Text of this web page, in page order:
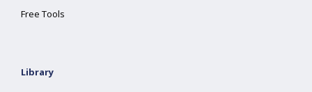
Free Tools
Library